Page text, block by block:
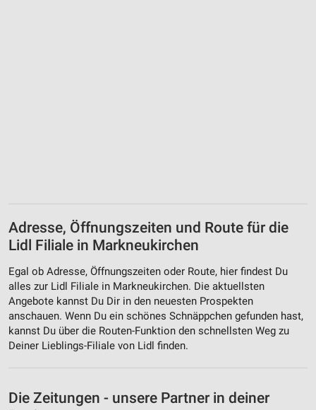
Adresse, Öffnungszeiten und Route für die
Lidl Filiale in Markneukirchen
Egal ob Adresse, Öffnungszeiten oder Route, hier findest Du
alles zur Lidl Filiale in Markneukirchen. Die aktuellsten
Angebote kannst Du Dir in den neuesten Prospekten
anschauen. Wenn Du ein schönes Schnäppchen gefunden hast,
kannst Du über die Routen-Funktion den schnellsten Weg zu
Deiner Lieblings-Filiale von Lidl finden.
Die Zeitungen - unsere Partner in deiner